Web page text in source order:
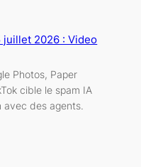
juillet 2026 : Video
Photos, Paper
cible le spam IA
des agents.